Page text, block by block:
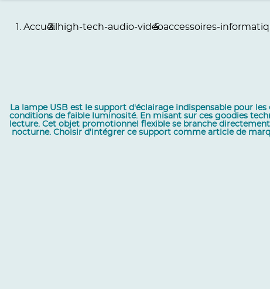
Accueil high-tech-audio-videoaccessoires-
La lampe USB est le support d'éclairage indispensable pour
conditions de faible luminosité. En misant sur ces goodies
lecture. Cet objet promotionnel flexible se branche
nocturne. Choisir d'intégrer ce support comme article de